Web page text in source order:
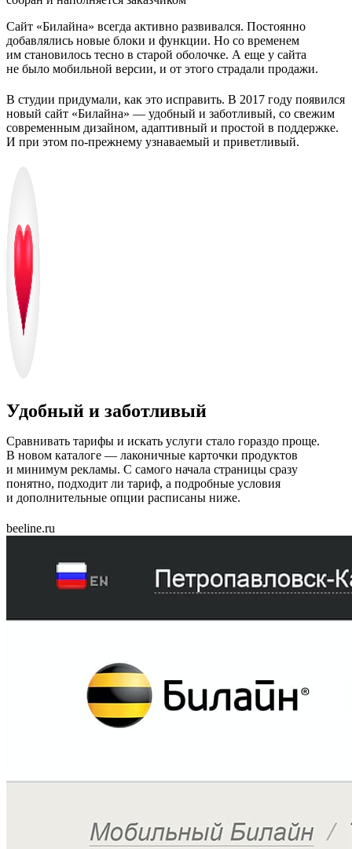
Сайт «Билайна» всегда активно развивался. Постоянно
добавлялись новые блоки и функции. Но со временем
им становилось тесно в старой оболочке. А еще у сайта
не было мобильной версии, и от этого страдали продажи.
В студии придумали, как это исправить. В 2017 году появился
новый сайт «Билайна» — удобный и заботливый, со свежим
современным дизайном, адаптивный и простой в поддержке.
И при этом по-прежнему узнаваемый и приветливый.
Удобный и заботливый
Сравнивать тарифы и искать услуги стало гораздо проще.
В новом каталоге — лаконичные карточки продуктов
и минимум рекламы. С самого начала страницы сразу
понятно, подходит ли тариф, а подробные условия
и дополнительные опции расписаны ниже.
beeline.ru